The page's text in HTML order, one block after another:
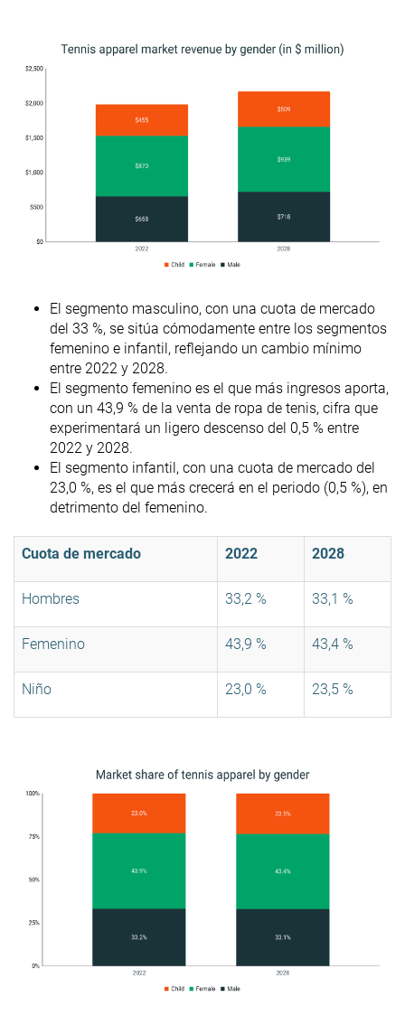
El segmento masculino, con una cuota de mercado
del 33 %, se sitúa cómodamente entre los segmentos
femenino e infantil, reflejando un cambio mínimo
entre 2022 y 2028.
El segmento femenino es el que más ingresos aporta,
con un 43,9 % de la venta de ropa de tenis, cifra que
experimentará un ligero descenso del 0,5 % entre
2022 y 2028.
El segmento infantil, con una cuota de mercado del
23,0 %, es el que más crecerá en el periodo (0,5 %), en
detrimento del femenino.
Cuota de mercado 2022 2028
Hombres 33,2 % 33,1 %
Femenino 43,9 % 43,4 %
Niño 23,0 % 23,5 %